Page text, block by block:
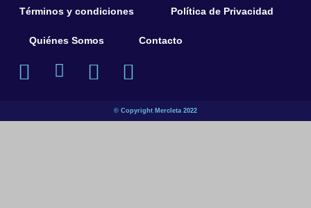
Términos y condiciones Política de Privacidad
Quiénes Somos Contacto
© Copyright Mercleta 2022